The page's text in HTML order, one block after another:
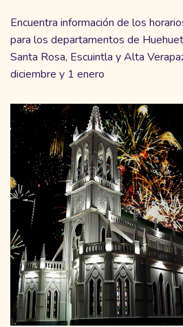
Encuentra información de los
para los departamentos de
Santa Rosa, Escuintla y Alta
diciembre y 1 enero